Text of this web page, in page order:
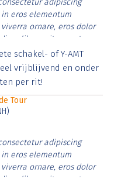
adipiscing
eros elementum
ornare, eros dolor
libero vitae erat.
id rutrum lorem
tristique posuere.
schakel- of Y-AMT
vrijblijvend en onder
per rit!
Tour
adipiscing
eros elementum
ornare, eros dolor
libero vitae erat.